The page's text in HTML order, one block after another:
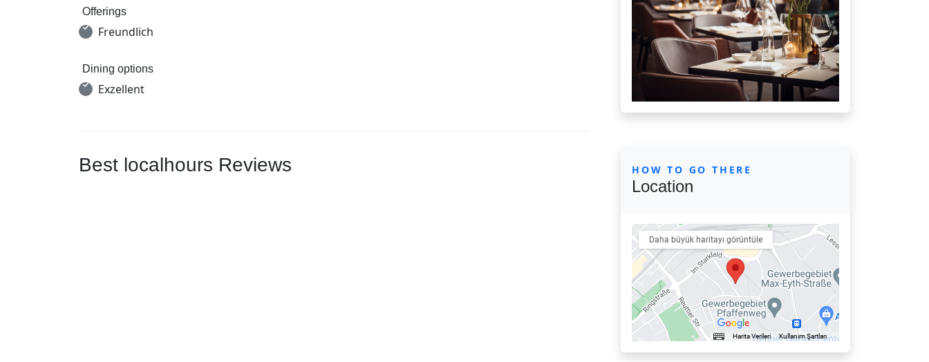
Offerings
Freundlich
Dining options
Exzellent
Best localhours Reviews HOW TO GO THERE
Location